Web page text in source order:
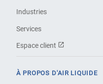
Industries
Services
Espace client
À PROPOS D'AIR LIQUIDE